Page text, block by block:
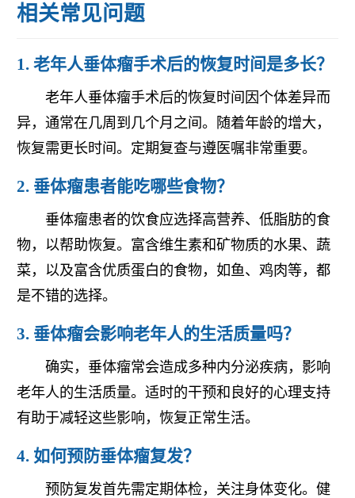
相关常见问题
1. 老年人垂体瘤手术后的恢复时间是多长？
老年人垂体瘤手术后的恢复时间因个体差异而
异，通常在几周到几个月之间。随着年龄的增大，
恢复需更长时间。定期复查与遵医嘱非常重要。
2. 垂体瘤患者能吃哪些食物？
垂体瘤患者的饮食应选择高营养、低脂肪的食
物，以帮助恢复。富含维生素和矿物质的水果、蔬
菜，以及富含优质蛋白的食物，如鱼、鸡肉等，都
是不错的选择。
3. 垂体瘤会影响老年人的生活质量吗？
确实，垂体瘤常会造成多种内分泌疾病，影响
老年人的生活质量。适时的干预和良好的心理支持
有助于减轻这些影响，恢复正常生活。
4. 如何预防垂体瘤复发？
预防复发首先需定期体检，关注身体变化。健